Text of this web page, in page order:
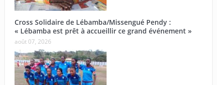
Cross Solidaire de Lébamba/Missengué Pendy :
« Lébamba est prêt à accueillir ce grand événement »
août 07, 2026